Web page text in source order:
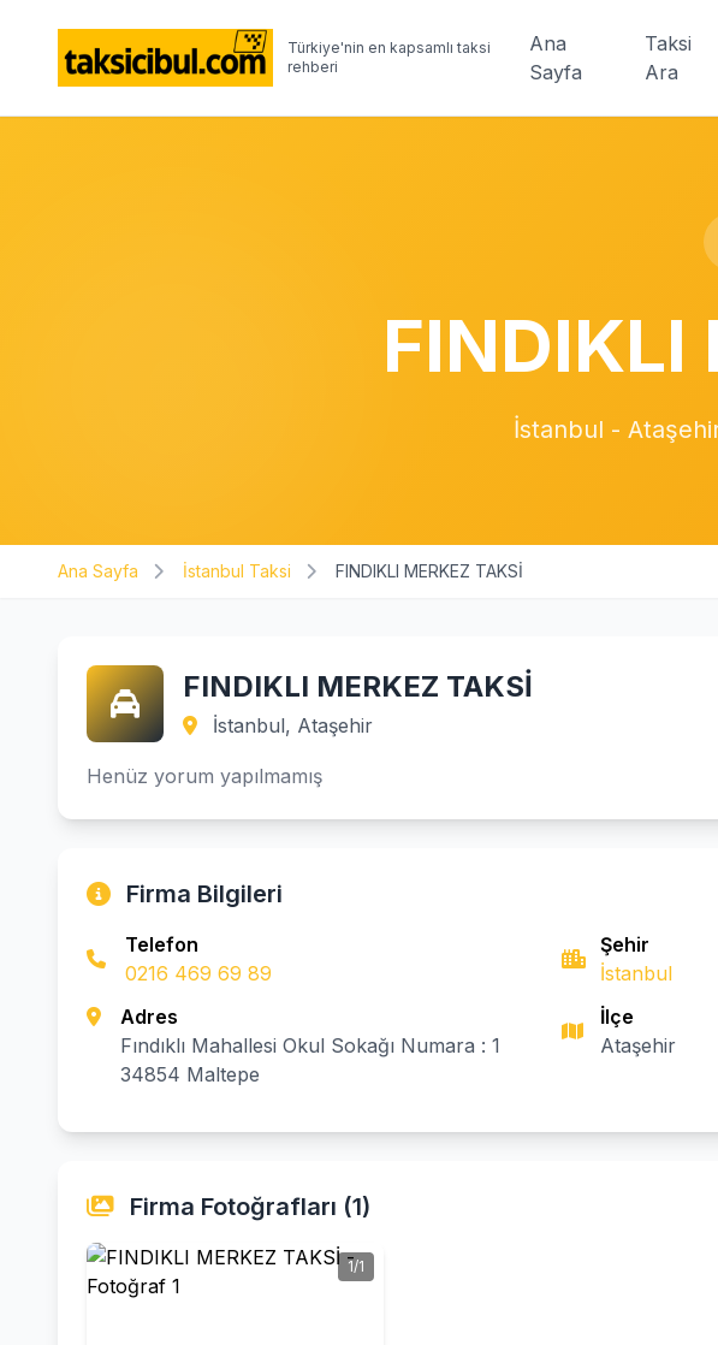
Türkiye'nin en kapsamlı taksi
rehberi
Ana
Sayfa
Taksi
Ara
FINDIKLI
İstanbul -
Ana Sayfa İstanbul Taksi FINDIKLI MERKEZ TAKSİ
FINDIKLI MERKEZ TAKSİ
İstanbul, Ataşehir
Henüz yorum yapılmamış
Firma Bilgileri
Telefon
0216 469 69 89
Adres
Fındıklı Mahallesi Okul Sokağı Numara : 1
34854 Maltepe
Şehir
İstanbul
İlçe
Ataşehir
Firma Fotoğrafları (1)
1/1